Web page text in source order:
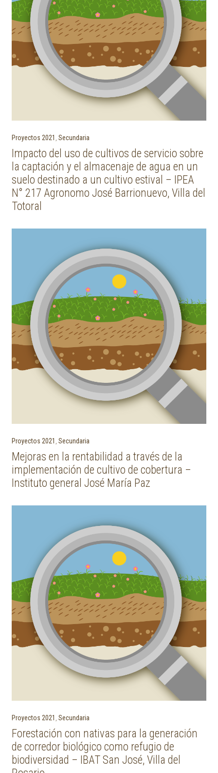
Proyectos 2021 Secundaria
Impacto del uso de cultivos de servicio sobre
la captación y el almacenaje de agua en un
suelo destinado a un cultivo estival – IPEA
N° 217 Agronomo José Barrionuevo, Villa del
Totoral
Proyectos 2021 Secundaria
Mejoras en la rentabilidad a través de la
implementación de cultivo de cobertura –
Instituto general José María Paz
Proyectos 2021 Secundaria
Forestación con nativas para la generación
de corredor biológico como refugio de
biodiversidad – IBAT San José, Villa del